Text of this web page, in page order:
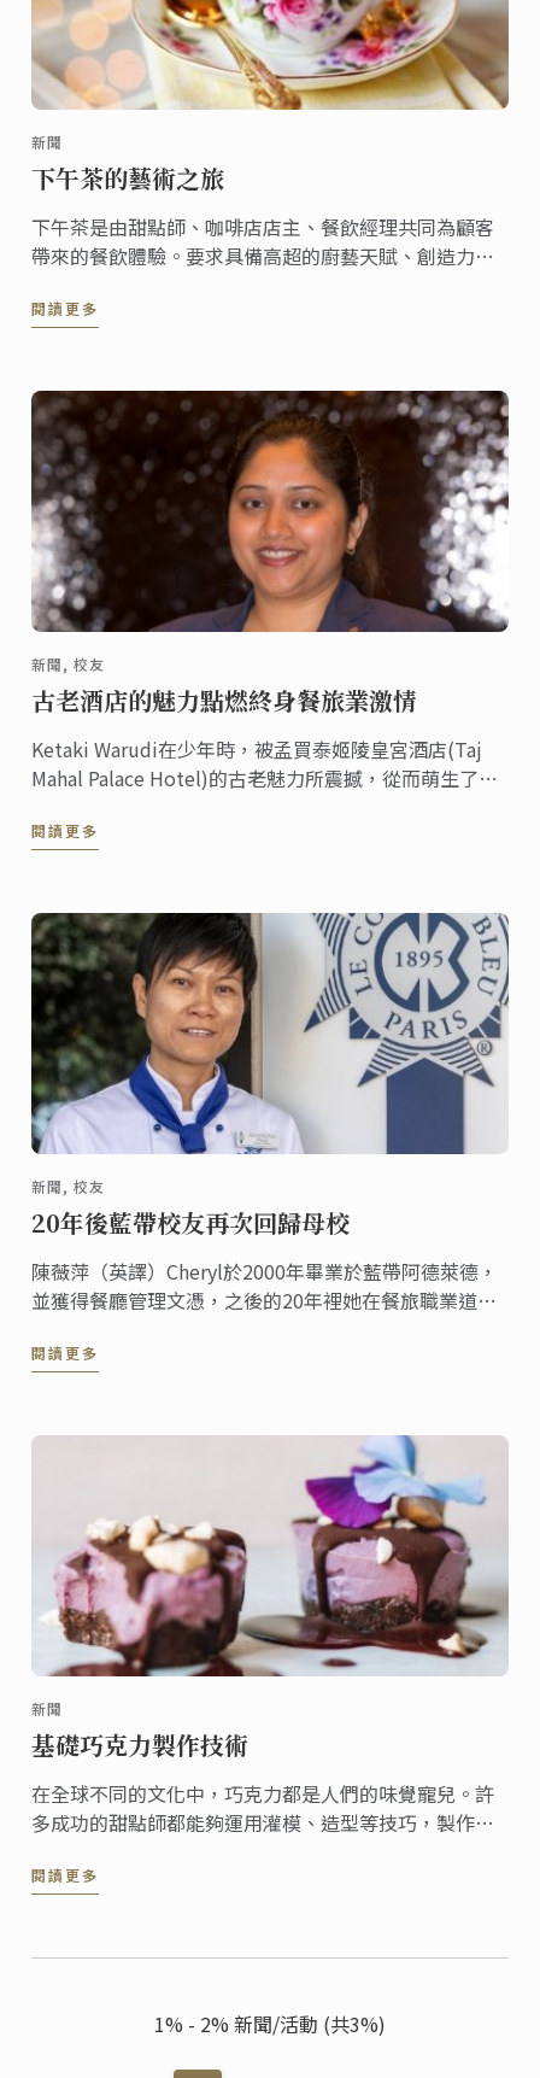
新聞
下午茶的藝術之旅
下午茶是由甜點師、咖啡店店主、餐飲經理共同為顧客
帶來的餐飲體驗。要求具備高超的廚藝天賦、創造力以
閱讀更多
新聞, 校友
古老酒店的魅力點燃終身餐旅業激情
Ketaki Warudi在少年時，被孟買泰姬陵皇宮酒店(Taj
Mahal Palace Hotel)的古老魅力所震撼，從而萌生了在
閱讀更多
新聞, 校友
20年後藍帶校友再次回歸母校
陳薇萍（英譯）Cheryl於2000年畢業於藍帶阿德萊德，
並獲得餐廳管理文憑，之後的20年裡她在餐旅職業道路
事業，再次回到藍帶阿德萊德學習甜點證書課程。
閱讀更多
新聞
基礎巧克力製作技術
在全球不同的文化中，巧克力都是人們的味覺寵兒。許
多成功的甜點師都能夠運用灌模、造型等技巧，製作創
閱讀更多
1% - 2% 新聞/活動 (共3%)